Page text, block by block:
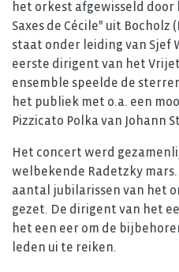
het orkest afgewisseld door
Saxes de Cécile" uit Bocholz
staat onder leiding van Sjef
eerste dirigent van het
ensemble speelde de
het publiek met o.a. een
Pizzicato Polka van Johann
Het concert werd
welbekende Radetzky
aantal jubilarissen van het
gezet. De dirigent van het
het een eer om de
leden ui te reiken.